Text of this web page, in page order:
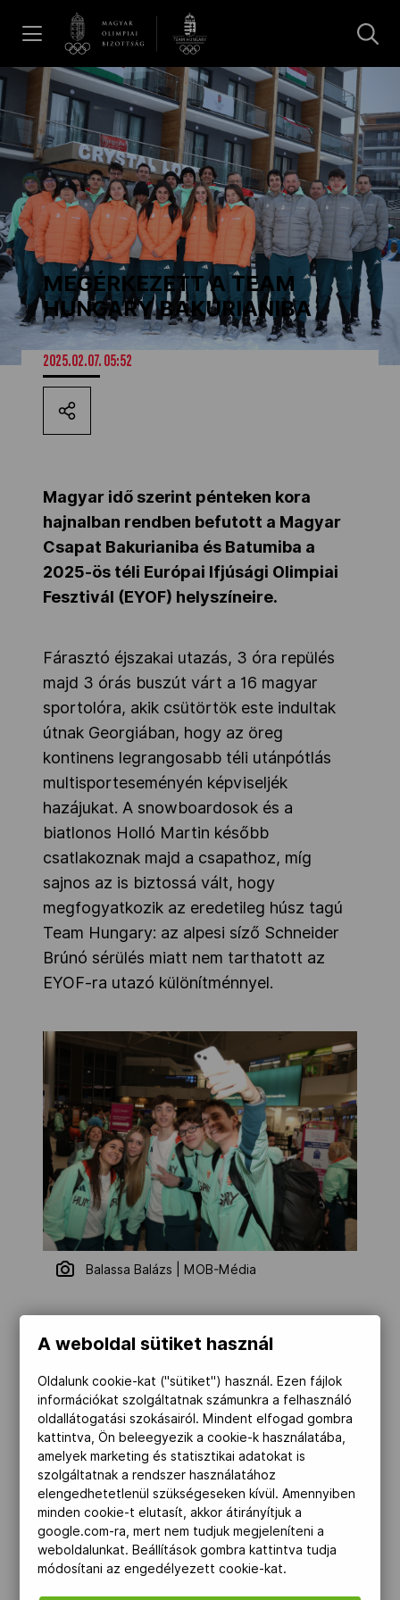
Hírek
Galéria
Dakar 2026
Los Angeles 2028
MOB
Kettőskarrier-program
NOB
Társszervezetek
Adatbank
MEGÉRKEZETT A TEAM
HUNGARY BAKURIANIBA
2025.02.07. 05:52
Magyar idő szerint pénteken kora
hajnalban rendben befutott a Magyar
Csapat Bakurianiba és Batumiba a
2025-ös téli Európai Ifjúsági Olimpiai
Fesztivál (EYOF) helyszíneire.
Fárasztó éjszakai utazás, 3 óra repülés
majd 3 órás buszút várt a 16 magyar
sportolóra, akik csütörtök este indultak
útnak Georgiában, hogy az öreg
kontinens legrangosabb téli utánpótlás
multisporteseményén képviseljék
hazájukat. A snowboardosok és a
biatlonos Holló Martin később
csatlakoznak majd a csapathoz, míg
sajnos az is biztossá vált, hogy
megfogyatkozik az eredetileg húsz tagú
Team Hungary: az alpesi síző Schneider
Brúnó sérülés miatt nem tarthatott az
EYOF-ra utazó különítménnyel.
Balassa Balázs | MOB-Média
Georgiában péntek hajnalban zord, ködös
járatával érkező fiatalokat. Itt aztán ketté
is oszlottak a mieink, a jeges sportágak
képviselői a tengerparti Batumi, míg a
havas sportágak versenyzői a hegyek
között fekvő Bakuriani irányába vették az
irányt. A közel háromórás, szerpentines
buszozást követően rendben elfoglalták
szállásaikat; az első napon leginkább az
akklimatizáció és a hosszú utazás
A weboldal sütiket használ
Oldalunk cookie-kat ("sütiket") használ. Ezen fájlok
információkat szolgáltatnak számunkra a felhasználó
oldallátogatási szokásairól. Mindent elfogad gombra
kattintva, Ön beleegyezik a cookie-k használatába,
amelyek marketing és statisztikai adatokat is
szolgáltatnak a rendszer használatához
elengedhetetlenül szükségeseken kívül. Amennyiben
minden cookie-t elutasít, akkor átirányítjuk a
google.com-ra, mert nem tudjuk megjeleníteni a
weboldalunkat. Beállítások gombra kattintva tudja
módosítani az engedélyezett cookie-kat.